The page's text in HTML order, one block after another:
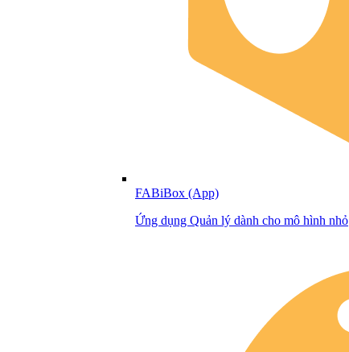
FABiBox (App)
Ứng dụng Quản lý dành cho mô hình nhỏ